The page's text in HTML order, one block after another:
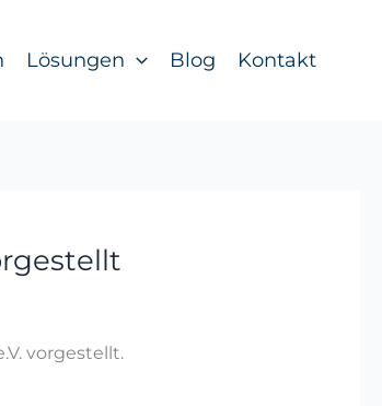
Lösungen Blog Kontakt
vorgestellt.